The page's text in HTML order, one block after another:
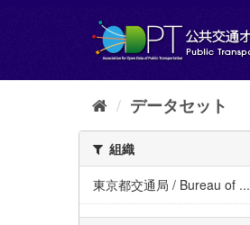
し
データセット
組織
東京都交通局 / Bureau of ...